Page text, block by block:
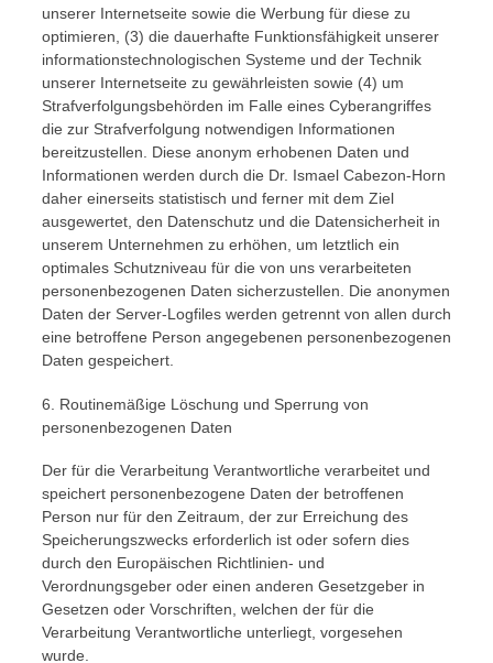
unserer Internetseite sowie die Werbung für diese zu
optimieren, (3) die dauerhafte Funktionsfähigkeit unserer
informationstechnologischen Systeme und der Technik
unserer Internetseite zu gewährleisten sowie (4) um
Strafverfolgungsbehörden im Falle eines Cyberangriffes
die zur Strafverfolgung notwendigen Informationen
bereitzustellen. Diese anonym erhobenen Daten und
Informationen werden durch die Dr. Ismael Cabezon-Horn
daher einerseits statistisch und ferner mit dem Ziel
ausgewertet, den Datenschutz und die Datensicherheit in
unserem Unternehmen zu erhöhen, um letztlich ein
optimales Schutzniveau für die von uns verarbeiteten
personenbezogenen Daten sicherzustellen. Die anonymen
Daten der Server-Logfiles werden getrennt von allen durch
eine betroffene Person angegebenen personenbezogenen
Daten gespeichert.
6. Routinemäßige Löschung und Sperrung von
personenbezogenen Daten
Der für die Verarbeitung Verantwortliche verarbeitet und
speichert personenbezogene Daten der betroffenen
Person nur für den Zeitraum, der zur Erreichung des
Speicherungszwecks erforderlich ist oder sofern dies
durch den Europäischen Richtlinien- und
Verordnungsgeber oder einen anderen Gesetzgeber in
Gesetzen oder Vorschriften, welchen der für die
Verarbeitung Verantwortliche unterliegt, vorgesehen
wurde.